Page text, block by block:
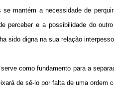
mantém a necessidade de
perceber e a possibilidade do
sido digna na sua relação
como fundamento para a
de sê-lo por falta de uma ordem